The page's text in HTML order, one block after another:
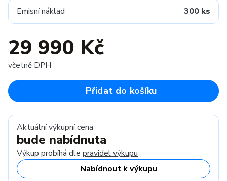
Emisní náklad 300 ks
29 990 Kč
včetně DPH
Přidat do košíku
Aktuální výkupní cena
bude nabídnuta
Výkup probíhá dle pravidel výkupu
Nabídnout k výkupu